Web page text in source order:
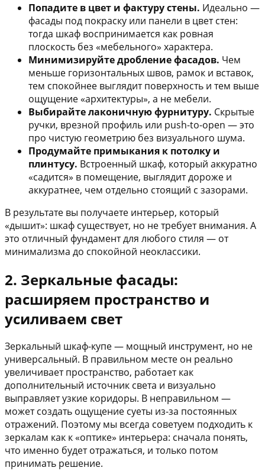
Попадите в цвет и фактуру стены. Идеально —
фасады под покраску или панели в цвет стен:
тогда шкаф воспринимается как ровная
плоскость без «мебельного» характера.
Минимизируйте дробление фасадов. Чем
меньше горизонтальных швов, рамок и вставок,
тем спокойнее выглядит поверхность и тем выше
ощущение «архитектуры», а не мебели.
Выбирайте лаконичную фурнитуру. Скрытые
ручки, врезной профиль или push-to-open — это
про чистую геометрию без визуального шума.
Продумайте примыкания к потолку и
плинтусу. Встроенный шкаф, который аккуратно
«садится» в помещение, выглядит дороже и
аккуратнее, чем отдельно стоящий с зазорами.
В результате вы получаете интерьер, который
«дышит»: шкаф существует, но не требует внимания. А
это отличный фундамент для любого стиля — от
минимализма до спокойной неоклассики.
2. Зеркальные фасады:
расширяем пространство и
усиливаем свет
Зеркальный шкаф-купе — мощный инструмент, но не
универсальный. В правильном месте он реально
увеличивает пространство, работает как
дополнительный источник света и визуально
выправляет узкие коридоры. В неправильном —
может создать ощущение суеты из-за постоянных
отражений. Поэтому мы всегда советуем подходить к
зеркалам как к «оптике» интерьера: сначала понять,
что именно будет отражаться, и только потом
принимать решение.